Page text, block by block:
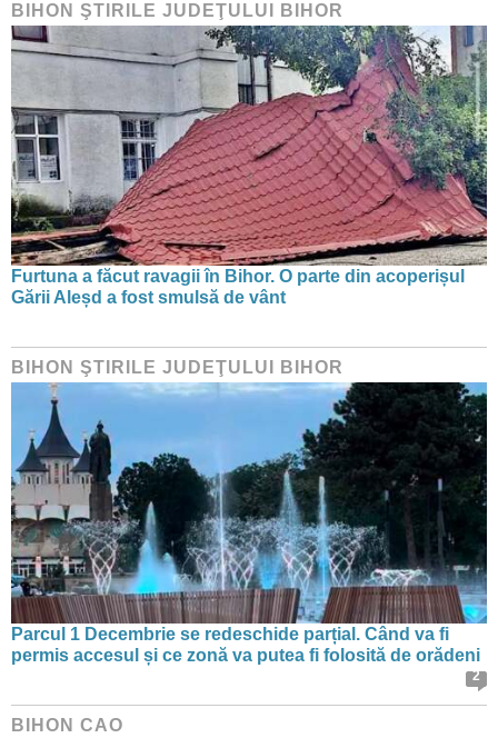
BIHON ŞTIRILE JUDEŢULUI BIHOR
Furtuna a făcut ravagii în Bihor. O parte din acoperișul
Gării Aleșd a fost smulsă de vânt
BIHON ŞTIRILE JUDEŢULUI BIHOR
Parcul 1 Decembrie se redeschide parțial. Când va fi
permis accesul și ce zonă va putea fi folosită de orădeni
2
BIHON CAO